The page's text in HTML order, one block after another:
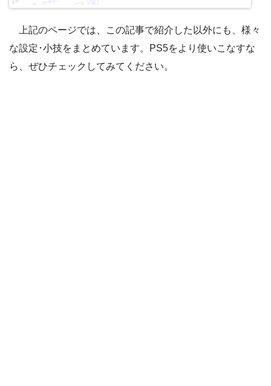
上記のページでは、この記事で紹介した以外にも、様々
な設定･小技をまとめています。PS5をより使いこなすな
ら、ぜひチェックしてみてください。